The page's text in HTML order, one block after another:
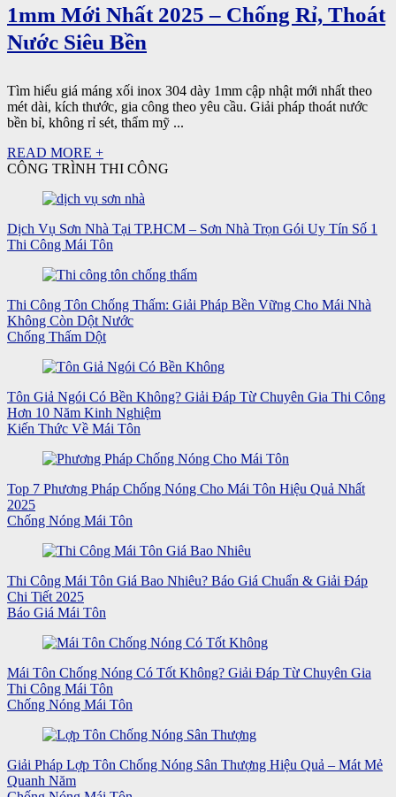
1mm Mới Nhất 2025 – Chống Rỉ, Thoát
Nước Siêu Bền
Tìm hiểu giá máng xối inox 304 dày 1mm cập nhật mới nhất theo
mét dài, kích thước, gia công theo yêu cầu. Giải pháp thoát nước
bền bỉ, không rỉ sét, thẩm mỹ ...
READ MORE +
CÔNG TRÌNH THI CÔNG
Dịch Vụ Sơn Nhà Tại TP.HCM – Sơn Nhà Trọn Gói Uy Tín Số 1
Thi Công Mái Tôn
Thi Công Tôn Chống Thấm: Giải Pháp Bền Vững Cho Mái Nhà
Không Còn Dột Nước
Chống Thấm Dột
Tôn Giả Ngói Có Bền Không? Giải Đáp Từ Chuyên Gia Thi Công
Hơn 10 Năm Kinh Nghiệm
Kiến Thức Về Mái Tôn
Top 7 Phương Pháp Chống Nóng Cho Mái Tôn Hiệu Quả Nhất
2025
Chống Nóng Mái Tôn
Thi Công Mái Tôn Giá Bao Nhiêu? Báo Giá Chuẩn & Giải Đáp
Chi Tiết 2025
Báo Giá Mái Tôn
Mái Tôn Chống Nóng Có Tốt Không? Giải Đáp Từ Chuyên Gia
Thi Công Mái Tôn
Chống Nóng Mái Tôn
Giải Pháp Lợp Tôn Chống Nóng Sân Thượng Hiệu Quả – Mát Mẻ
Quanh Năm